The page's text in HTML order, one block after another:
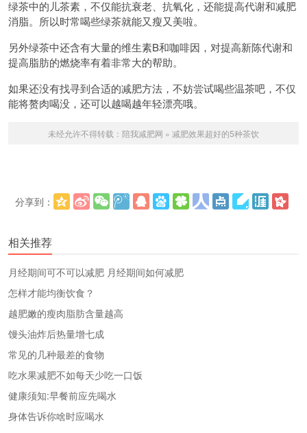
绿茶中的儿茶素，不仅能抗衰老、抗氧化，还能提高代谢和减肥
消脂。所以时常喝些绿茶就能又瘦又美啦。
另外绿茶中还含有大量的维生素B和咖啡因，对提高新陈代谢和
提高脂肪的燃烧率有着非常大的帮助。
如果还没有找寻到合适的减肥方法，不妨尝试喝些温茶吧，不仅
能将赘肉喝没，还可以越喝越年轻漂亮哦。
未经允许不得转载： 陪我减肥网 » 减肥效果超好的5种茶饮
分享到：
相关推荐
​月经期间可不可以减肥 月经期间如何减肥
怎样才能均衡饮食？
越肥嫩的瘦肉脂肪含量越高
馒头油炸后热量增七成
常见的几种最差的食物
吃水果减肥不如每天少吃一口饭
健康须知:早餐前应先喝水
身体告诉你啥时应喝水